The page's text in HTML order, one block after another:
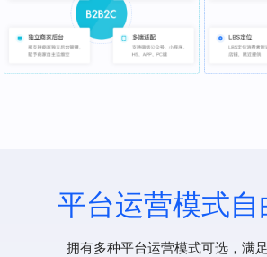
平台运营模式
拥有多种平台运营模式可选，满